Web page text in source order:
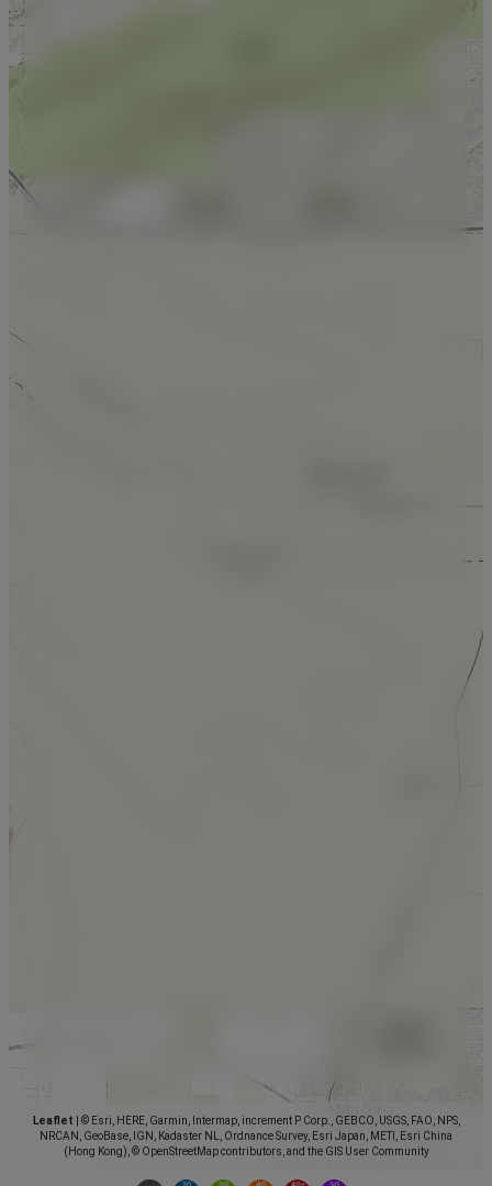
Leaflet
© Esri, HERE, Garmin, Intermap, increment P Corp., GEBCO, USGS, FAO, NPS,
NRCAN, GeoBase, IGN, Kadaster NL, Ordnance Survey, Esri Japan, METI, Esri China
(Hong Kong), © OpenStreetMap contributors, and the GIS User Community